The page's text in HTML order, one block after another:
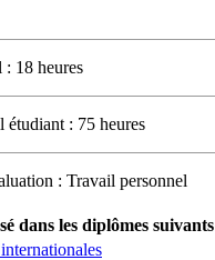
: 18 heures
étudiant : 75 heures
: Travail personnel
dans les diplômes suivants